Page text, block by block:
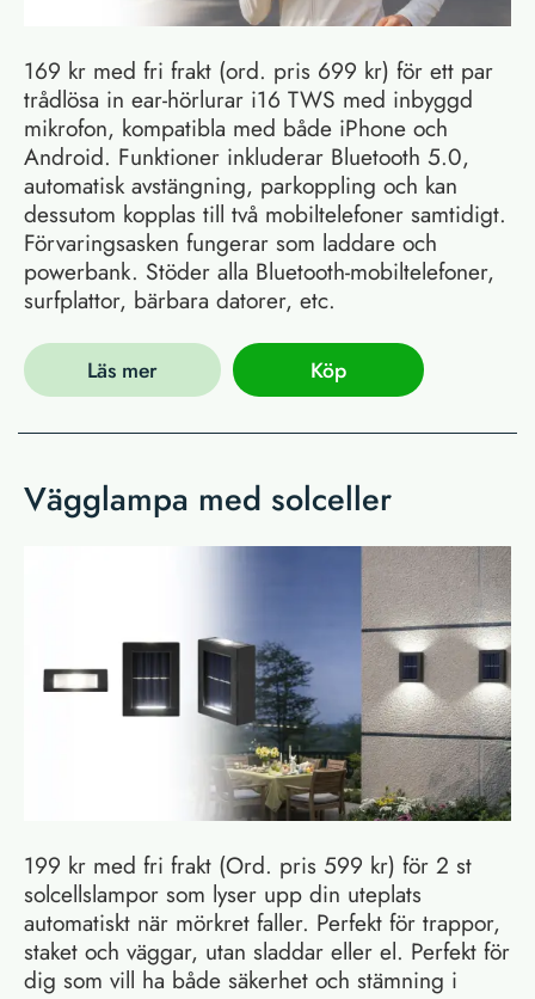
169 kr med fri frakt (ord. pris 699 kr) för ett par
trådlösa in ear-hörlurar i16 TWS med inbyggd
mikrofon, kompatibla med både iPhone och
Android. Funktioner inkluderar Bluetooth 5.0,
automatisk avstängning, parkoppling och kan
dessutom kopplas till två mobiltelefoner samtidigt.
Förvaringsasken fungerar som laddare och
powerbank. Stöder alla Bluetooth-mobiltelefoner,
surfplattor, bärbara datorer, etc.
Läs mer Köp
Vägglampa med solceller
199 kr med fri frakt (Ord. pris 599 kr) för 2 st
solcellslampor som lyser upp din uteplats
automatiskt när mörkret faller. Perfekt för trappor,
staket och väggar, utan sladdar eller el. Perfekt för
dig som vill ha både säkerhet och stämning i